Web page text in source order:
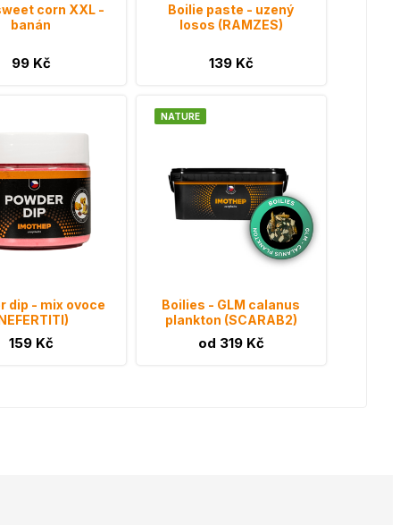
corn XXL -
banán
99 Kč
Boilie paste - uzený
losos (RAMZES)
139 Kč
dip - mix ovoce
159 Kč
NATURE
Boilies - GLM calanus
plankton (SCARAB2)
od 319 Kč